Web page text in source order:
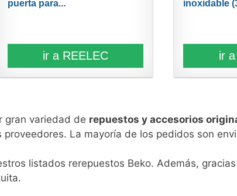
puerta para...
ir a REELEC
inoxidable
ir
gran variedad de repuestos y accesorios
La mayoría de los pedidos son
listados rerepuestos Beko. Además,